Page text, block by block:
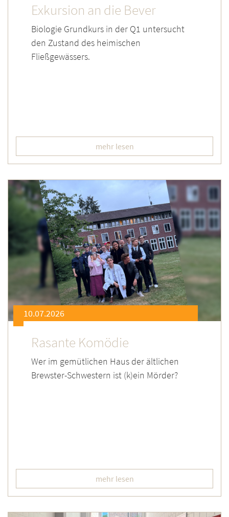
Exkursion an die Bever
Biologie Grundkurs in der Q1 untersucht
den Zustand des heimischen
Fließgewässers.
mehr lesen
10.07.2026
Rasante Komödie
Wer im gemütlichen Haus der ältlichen
Brewster-Schwestern ist (k)ein Mörder?
mehr lesen